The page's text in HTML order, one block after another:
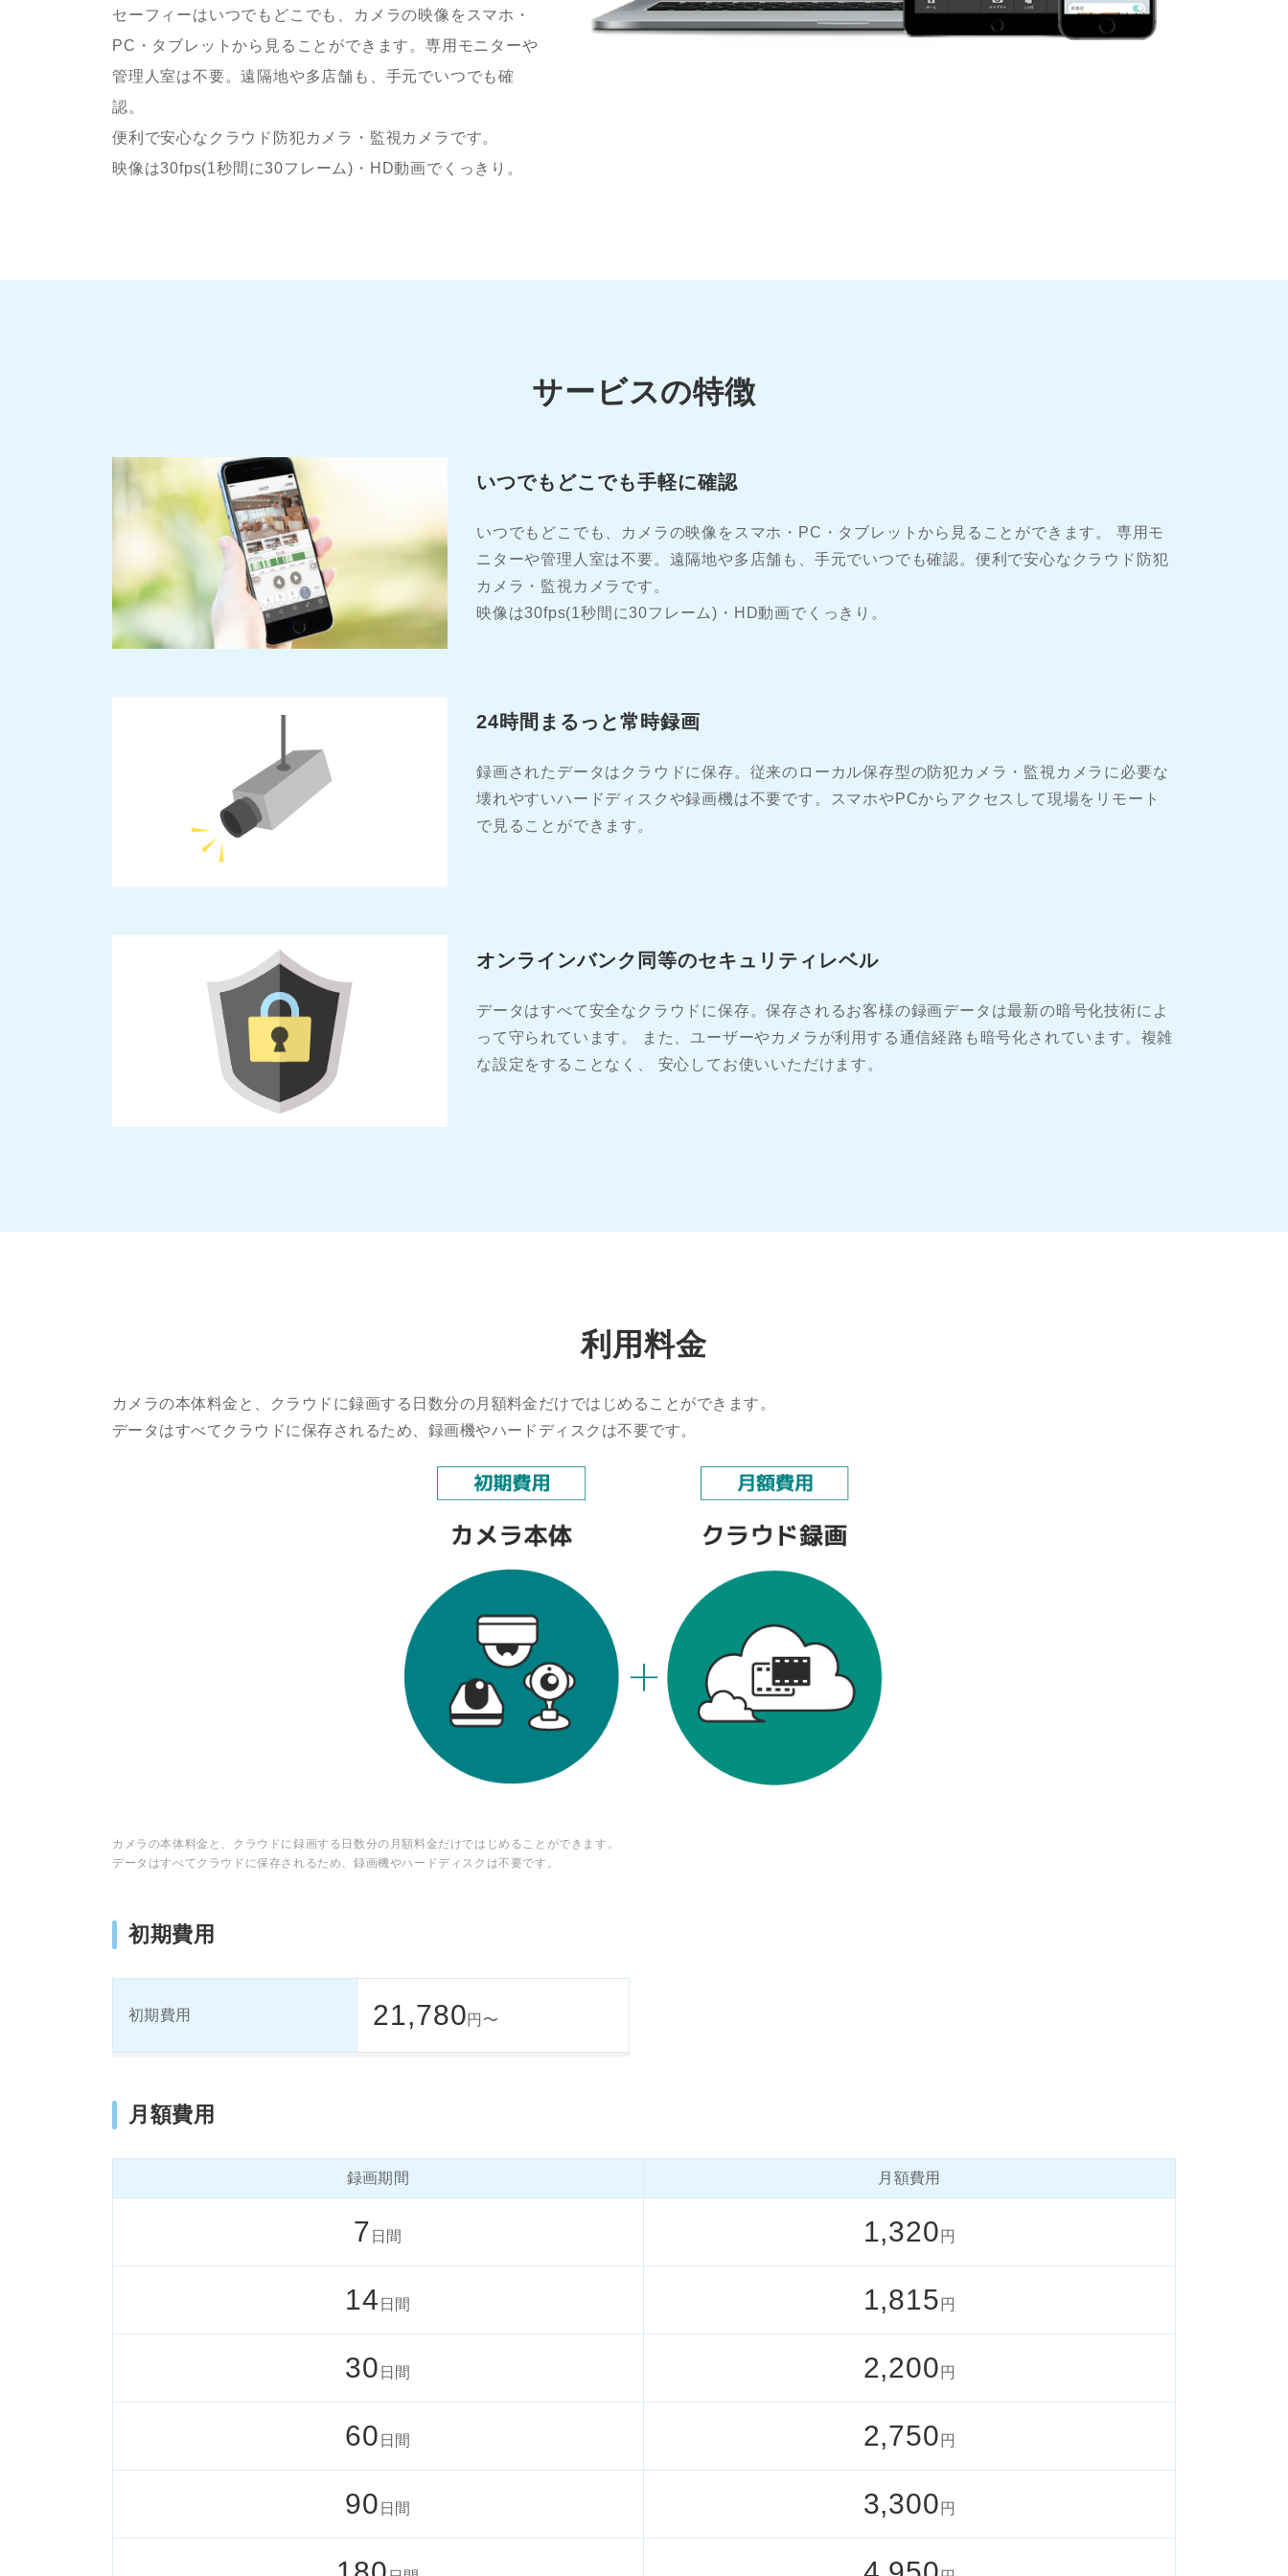
セーフィーはいつでもどこでも、カメラの映像をスマホ・
PC・タブレットから見ることができます。専用モニターや
管理人室は不要。遠隔地や多店舗も、手元でいつでも確
認。
便利で安心なクラウド防犯カメラ・監視カメラです。
映像は30fps(1秒間に30フレーム)・HD動画でくっきり。
サービスの特徴
いつでもどこでも手軽に確認
いつでもどこでも、カメラの映像をスマホ・PC・タブレットから見ることができます。 専用モ
ニターや管理人室は不要。遠隔地や多店舗も、手元でいつでも確認。便利で安心なクラウド防犯
カメラ・監視カメラです。
映像は30fps(1秒間に30フレーム)・HD動画でくっきり。
24時間まるっと常時録画
録画されたデータはクラウドに保存。従来のローカル保存型の防犯カメラ・監視カメラに必要な
壊れやすいハードディスクや録画機は不要です。スマホやPCからアクセスして現場をリモート
で見ることができます。
オンラインバンク同等のセキュリティレベル
データはすべて安全なクラウドに保存。保存されるお客様の録画データは最新の暗号化技術によ
って守られています。 また、ユーザーやカメラが利用する通信経路も暗号化されています。複雑
な設定をすることなく、 安心してお使いいただけます。
利用料金
カメラの本体料金と、クラウドに録画する日数分の月額料金だけではじめることができます。
データはすべてクラウドに保存されるため、録画機やハードディスクは不要です。
カメラの本体料金と、クラウドに録画する日数分の月額料金だけではじめることができます。
データはすべてクラウドに保存されるため、録画機やハードディスクは不要です。
初期費用
初期費用 21,780 円〜
月額費用
録画期間 月額費用
7 日間 1,320 円
14 日間 1,815 円
30 日間 2,200 円
60 日間 2,750 円
90 日間 3,300 円